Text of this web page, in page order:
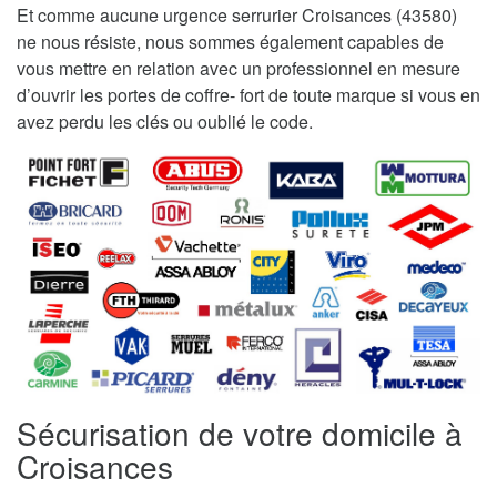
Et comme aucune urgence serrurier Croisances (43580)
ne nous résiste, nous sommes également capables de
vous mettre en relation avec un professionnel en mesure
d’ouvrir les portes de coffre- fort de toute marque si vous en
avez perdu les clés ou oublié le code.
Sécurisation de votre domicile à
Croisances